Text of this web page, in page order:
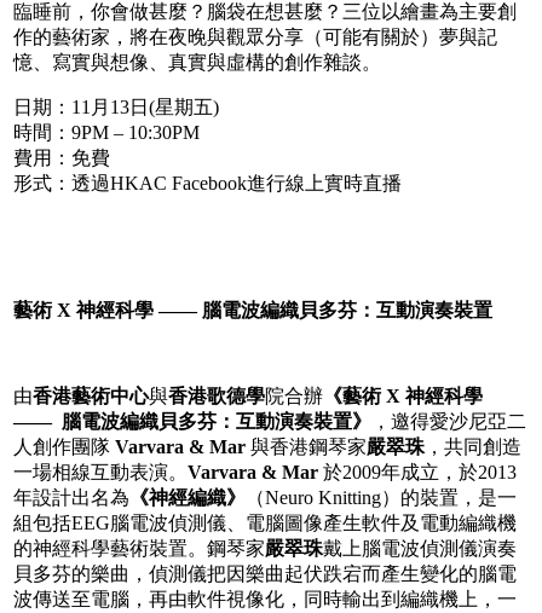
臨睡前，你會做甚麼？腦袋在想甚麼？三位以繪畫為主要創
作的藝術家，將在夜晚與觀眾分享（可能有關於）夢與記
憶、寫實與想像、真實與虛構的創作雜談。
日期：11月13日(星期五)
時間：9PM – 10:30PM
費用：免費
形式：透過HKAC Facebook進行線上實時直播
藝術 X神經科學 —— 腦電波編織貝多芬：互動演奏裝置
由香港藝術中心與香港歌德學院合辦 《藝術X神經科學
—— 腦電波編織貝多芬：互動演奏裝置》
，邀得愛沙尼亞二
人創作團隊 Varvara & Mar 與香港鋼琴家嚴翠珠 ，共同創造
一場相線互動表演。 Varvara & Mar 於2009年成立，於2013
年設計出名為 《神經編織》
（Neuro Knitting）的裝置，是一
組包括EEG腦電波偵測儀、電腦圖像產生軟件及電動編織機
的神經科學藝術裝置。鋼琴家嚴翠珠戴上腦電波偵測儀演奏
貝多芬的樂曲，偵測儀把因樂曲起伏跌宕而產生變化的腦電
波傳送至電腦，再由軟件視像化，同時輸出到編織機上，一